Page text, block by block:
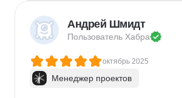
Андрей Шмидт
Пользователь Хабра
октябрь 2025
Менеджер проектов